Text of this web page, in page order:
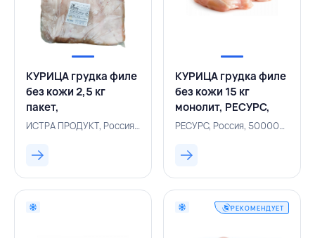
КУРИЦА грудка филе
без кожи 2,5 кг
пакет,
ИСТРАПРОДУКТ,
ИСТРА ПРОДУКТ, Россия, 111200588
КУРИЦА грудка филе
без кожи 15 кг
монолит, РЕСУРС,
РОССИЯ
РЕСУРС, Россия, 500000891
РЕКОМЕНДУЕТ